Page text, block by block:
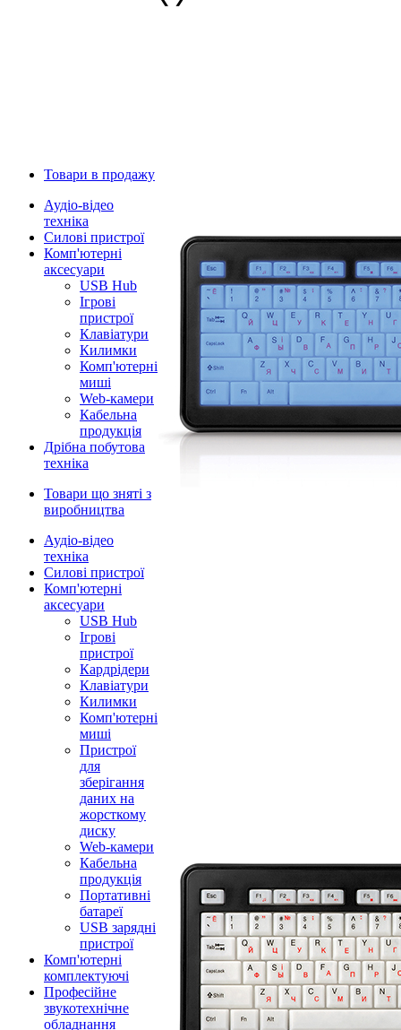
Товари в продажу
Аудіо-відео
техніка
Силові пристрої
Комп'ютерні
аксесуари
USB Hub
Ігрові
пристрої
Клавіатури
Килимки
Комп'ютерні
миші
Web-камери
Кабельна
продукція
Дрібна побутова
техніка
Товари що зняті з
виробництва
Аудіо-відео
техніка
Силові пристрої
Комп'ютерні
аксесуари
USB Hub
Ігрові
пристрої
Кардрідери
Клавіатури
Килимки
Комп'ютерні
миші
Пристрої
для
зберігання
даних на
жорсткому
диску
Web-камери
Кабельна
продукція
Портативні
батареї
USB зарядні
пристрої
Комп'ютерні
комплектуючі
Професійне
звукотехнічне
обладнання